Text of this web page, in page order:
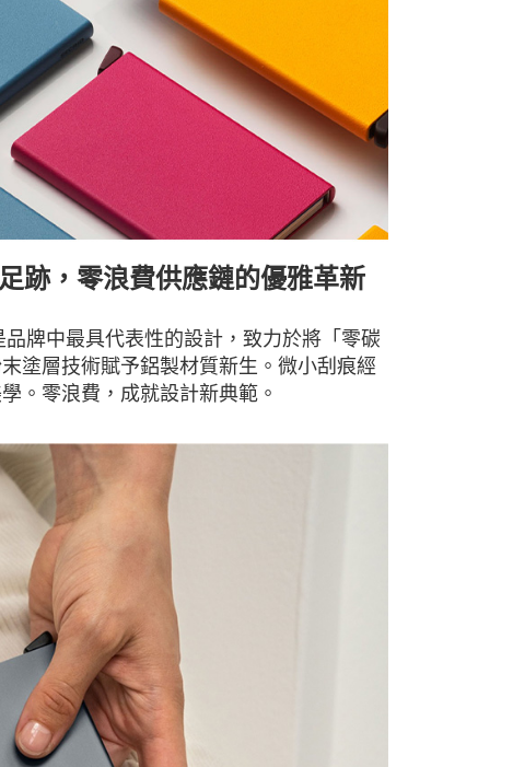
跡，零浪費供應鏈的優雅革新
牌中最具代表性的設計，致力於將「零碳
塗層技術賦予鋁製材質新生。微小刮痕經
。零浪費，成就設計新典範。